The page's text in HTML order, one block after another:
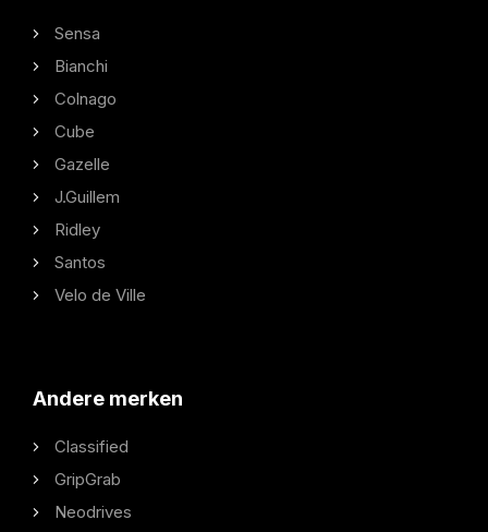
Sensa
Bianchi
Colnago
Cube
Gazelle
J.Guillem
Ridley
Santos
Velo de Ville
Andere merken
Classified
GripGrab
Neodrives